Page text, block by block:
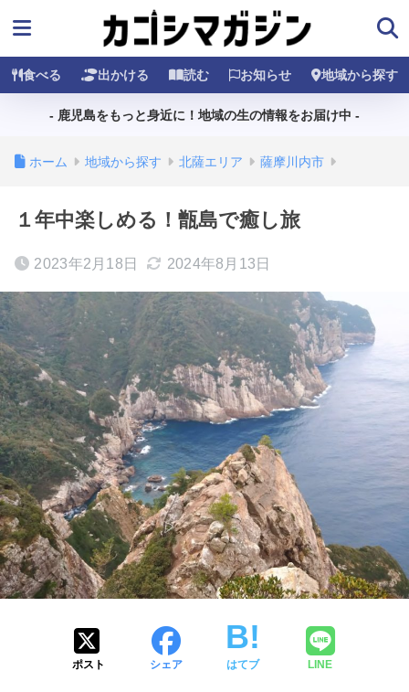
食べる 出かける 読む お知らせ 地域から探す
- 鹿児島をもっと身近に！地域の生の情報をお届け中 -
ホーム 地域から探す 北薩エリア 薩摩川内市
１年中楽しめる！甑島で癒し旅
2023年2月18日 2024年8月13日
ポスト シェア はてブ LINE